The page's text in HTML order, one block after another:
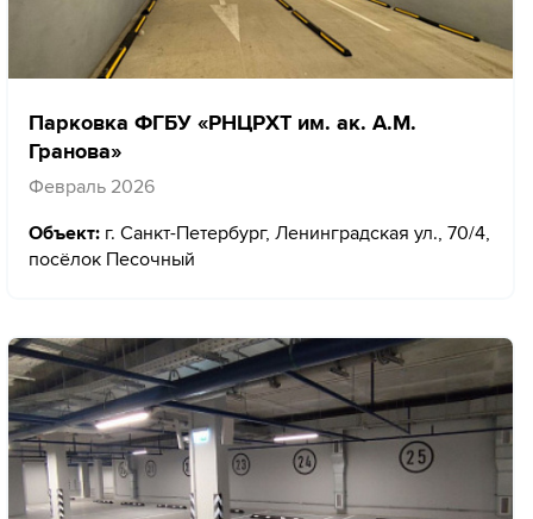
Парковка ФГБУ «РНЦРХТ им. ак. А.М.
Гранова»
Февраль 2026
Объект: г. Санкт-Петербург, Ленинградская ул., 70/4,
посёлок Песочный